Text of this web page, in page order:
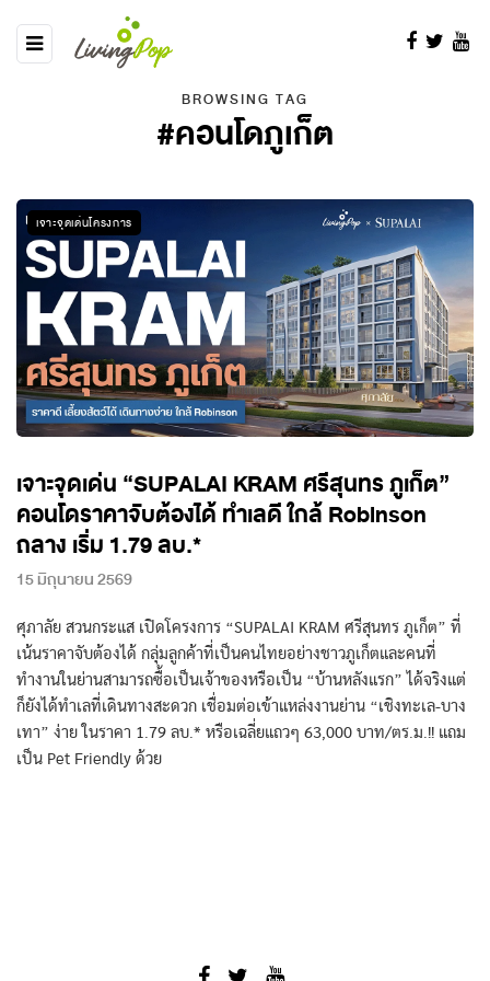
BROWSING TAG
#คอนโดภูเก็ต
เจาะจุดเด่นโครงการ
เจาะจุดเด่น “SUPALAI KRAM ศรีสุนทร ภูเก็ต”
คอนโดราคาจับต้องได้ ทำเลดี ใกล้ Robinson
ถลาง เริ่ม 1.79 ลบ.*
15 มิถุนายน 2569
ศุภาลัย สวนกระแส เปิดโครงการ “SUPALAI KRAM ศรีสุนทร ภูเก็ต” ที่
เน้นราคาจับต้องได้ กลุ่มลูกค้าที่เป็นคนไทยอย่างชาวภูเก็ตและคนที่
ทำงานในย่านสามารถซื้อเป็นเจ้าของหรือเป็น “บ้านหลังแรก” ได้จริงแต่
ก็ยังได้ทำเลที่เดินทางสะดวก เชื่อมต่อเข้าแหล่งงานย่าน “เชิงทะเล-บาง
เทา” ง่าย ในราคา 1.79 ลบ.* หรือเฉลี่ยแถวๆ 63,000 บาท/ตร.ม.!! แถม
เป็น Pet Friendly ด้วย